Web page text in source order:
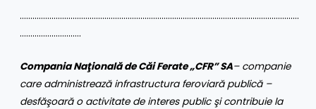
……………………………………………………………………………………………………………………
………………………..
Compania Naţională de Căi Ferate „CFR” SA– companie
care administrează infrastructura feroviară publică –
desfăşoară o activitate de interes public şi contribuie la